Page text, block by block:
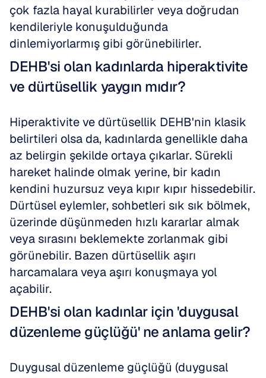
çok fazla hayal kurabilirler veya doğrudan
kendileriyle konuşulduğunda
dinlemiyorlarmış gibi görünebilirler.
DEHB'si olan kadınlarda hiperaktivite
ve dürtüsellik yaygın mıdır?
Hiperaktivite ve dürtüsellik DEHB'nin klasik
belirtileri olsa da, kadınlarda genellikle daha
az belirgin şekilde ortaya çıkarlar. Sürekli
hareket halinde olmak yerine, bir kadın
kendini huzursuz veya kıpır kıpır hissedebilir.
Dürtüsel eylemler, sohbetleri sık sık bölmek,
üzerinde düşünmeden hızlı kararlar almak
veya sırasını beklemekte zorlanmak gibi
görünebilir. Bazen dürtüsellik aşırı
harcamalara veya aşırı konuşmaya yol
açabilir.
DEHB'si olan kadınlar için 'duygusal
düzenleme güçlüğü' ne anlama gelir?
Duygusal düzenleme güçlüğü (duygusal